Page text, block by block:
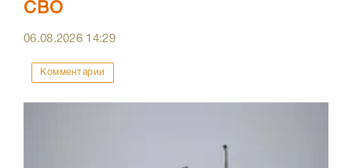
СВО
06.08.2026 14:29
Комментарии